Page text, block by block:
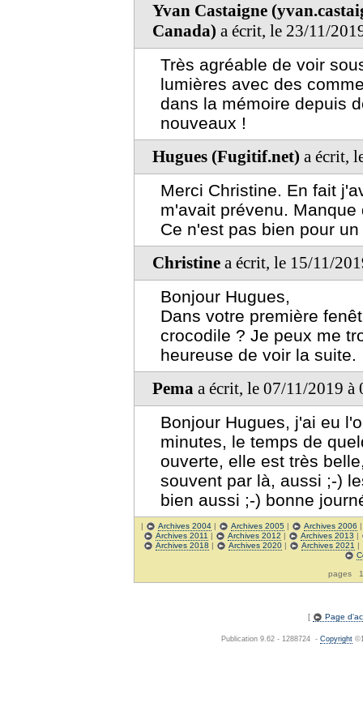
Yvan Castaigne
Canada) a écrit, le 23/11/
Très agréable de voir
lumières avec des
dans la mémoire depuis
nouveaux !
Hugues (Fugitif.net) a écrit,
Merci Christine. En fait
m'avait prévenu.
Ce n'est pas bien pour
Christine a écrit, le 15/11/
Bonjour Hugues,
Dans votre première
crocodile ? Je peux me
heureuse de voir la suite.
Pema a écrit, le 07/11/2019 à
Bonjour Hugues, j'ai eu
minutes, le temps de
ouverte, elle est très
souvent par là, aussi ;-)
bien aussi ;-) bonne
| Archives 2004| Archives 2005| Archives 2006
Archives 2011 | Archives 2012 | Archives 2013 |
Archives 2018 | Archives 2020| Archives 2021 |
pages
[ Page
Publication 9.62 - 1288724 - Copyright